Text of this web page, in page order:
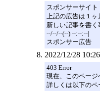
スポンサーサイト
上記の広告は１
新しい記事を書く
--/--/--(--) --:--:--|
スポンサー広告
2022/12/28
403 Error
現在、このページ
詳しくは以下のペ